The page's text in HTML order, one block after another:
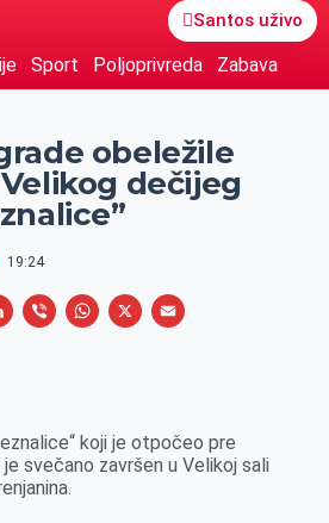
Santos uživo
Sport Poljoprivreda Zabava
obeležile
dečijeg
19:24
L
e
d
V
r
W
s
A
X
E
l
koji je otpočeo pre
je svečano završen u Velikoj sali